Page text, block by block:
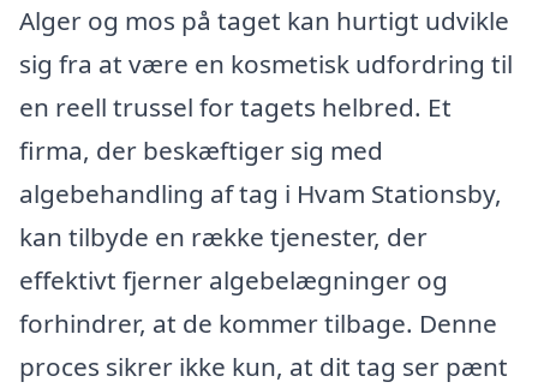
Alger og mos på taget kan hurtigt udvikle
sig fra at være en kosmetisk udfordring til
en reell trussel for tagets helbred. Et
firma, der beskæftiger sig med
algebehandling af tag i Hvam Stationsby,
kan tilbyde en række tjenester, der
effektivt fjerner algebelægninger og
forhindrer, at de kommer tilbage. Denne
proces sikrer ikke kun, at dit tag ser pænt